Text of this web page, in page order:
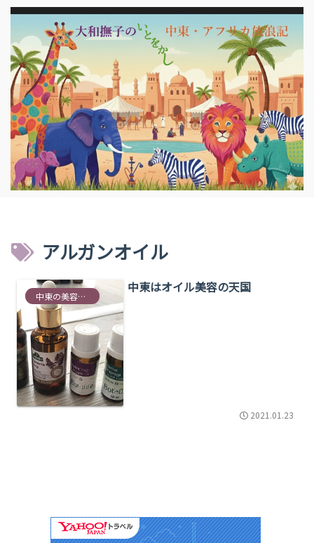
アルガンオイル
中東の美容情報
中東はオイル美容の天国
2021.01.23